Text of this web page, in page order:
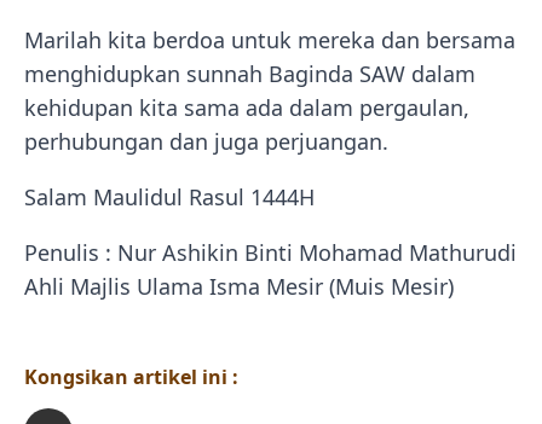
Marilah kita berdoa untuk mereka dan bersama
menghidupkan sunnah Baginda SAW dalam
kehidupan kita sama ada dalam pergaulan,
perhubungan dan juga perjuangan.
Salam Maulidul Rasul 1444H
Penulis : Nur Ashikin Binti Mohamad Mathurudi
Ahli Majlis Ulama Isma Mesir (Muis Mesir)
Kongsikan artikel ini :